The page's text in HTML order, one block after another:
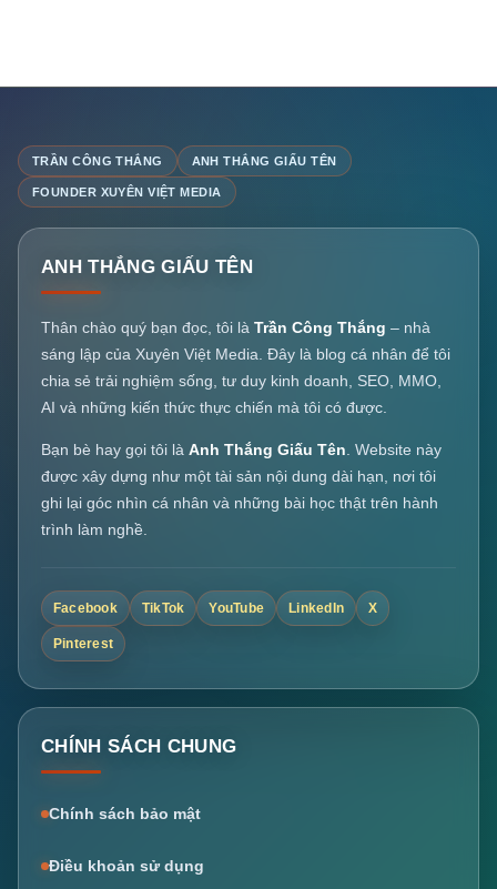
TRẦN CÔNG THẮNG ANH THẮNG GIẤU TÊN
FOUNDER XUYÊN VIỆT MEDIA
ANH THẮNG GIẤU TÊN
Thân chào quý bạn đọc, tôi là Trần Công Thắng – nhà
sáng lập của Xuyên Việt Media. Đây là blog cá nhân để tôi
chia sẻ trải nghiệm sống, tư duy kinh doanh, SEO, MMO,
AI và những kiến thức thực chiến mà tôi có được.
Bạn bè hay gọi tôi là Anh Thắng Giấu Tên. Website này
được xây dựng như một tài sản nội dung dài hạn, nơi tôi
ghi lại góc nhìn cá nhân và những bài học thật trên hành
trình làm nghề.
Facebook TikTok YouTube LinkedIn X
Pinterest
CHÍNH SÁCH CHUNG
Chính sách bảo mật
Điều khoản sử dụng